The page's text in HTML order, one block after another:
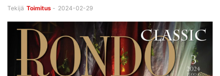
Tekijä Toimitus - 2024-02-29